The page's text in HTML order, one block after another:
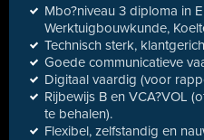
Mbo?niveau 3 diploma in
Werktuigbouwkunde,
Technisch sterk,
Goede communicatieve
Digitaal vaardig (voor
Rijbewijs B en VCA?VOL
te behalen).
Flexibel, zelfstandig en